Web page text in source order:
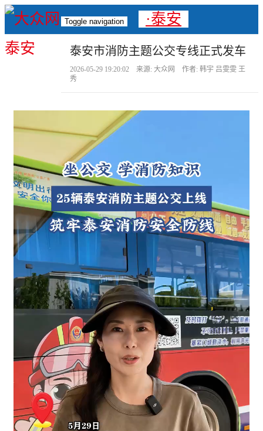
Toggle navigation ·泰安
泰安市消防主题公交专线正式发车
2026-05-29 19:20:02 来源: 大众网 作者: 韩宇 吕雯雯 王
秀